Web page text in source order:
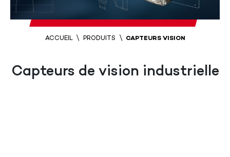
ACCUEIL PRODUITS CAPTEURS VISION
Capteurs de vision industrielle